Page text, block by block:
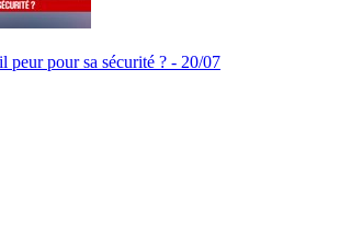
peur pour sa sécurité ? - 20/07